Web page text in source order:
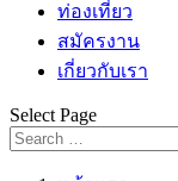
ท่องเที่ยว
สมัครงาน
เกี่ยวกับเรา
Select Page